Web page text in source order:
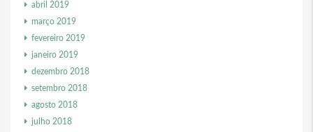
abril 2019
março 2019
fevereiro 2019
janeiro 2019
dezembro 2018
setembro 2018
agosto 2018
julho 2018